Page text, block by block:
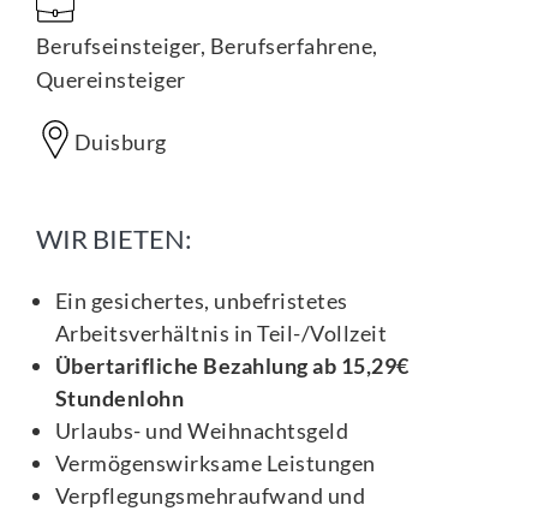
Berufseinsteiger, Berufserfahrene,
Quereinsteiger
Duisburg
WIR BIETEN:
Ein gesichertes, unbefristetes
Arbeitsverhältnis in Teil-/Vollzeit
Übertarifliche Bezahlung ab 15,29€
Stundenlohn
Urlaubs- und Weihnachtsgeld
Vermögenswirksame Leistungen
Verpflegungsmehraufwand und